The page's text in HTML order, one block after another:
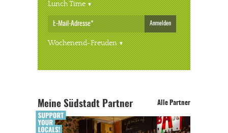
Lunch Time
Anmelden
Wochenend-Freuden
Meine Südstadt Partner Alle Partner